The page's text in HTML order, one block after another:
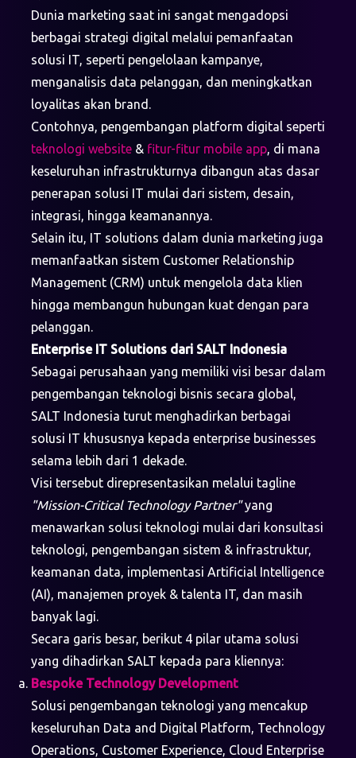
Dunia marketing saat ini sangat mengadopsi
berbagai strategi digital melalui pemanfaatan
solusi IT, seperti pengelolaan kampanye,
menganalisis data pelanggan, dan meningkatkan
loyalitas akan brand.
Contohnya, pengembangan platform digital seperti
teknologi website& fitur-fitur mobile app, di mana
keseluruhan infrastrukturnya dibangun atas dasar
penerapan solusi IT mulai dari sistem, desain,
integrasi, hingga keamanannya.
Selain itu, IT solutions dalam dunia marketing juga
memanfaatkan sistem Customer Relationship
Management (CRM) untuk mengelola data klien
hingga membangun hubungan kuat dengan para
pelanggan.
Enterprise IT Solutions dari SALT Indonesia
Sebagai perusahaan yang memiliki visi besar dalam
pengembangan teknologi bisnis secara global,
SALT Indonesia turut menghadirkan berbagai
solusi IT khususnya kepada enterprise businesses
selama lebih dari 1 dekade.
Visi tersebut direpresentasikan melalui tagline
"Mission-Critical Technology Partner"yang
menawarkan solusi teknologi mulai dari konsultasi
teknologi, pengembangan sistem & infrastruktur,
keamanan data, implementasi Artificial Intelligence
(AI), manajemen proyek & talenta IT, dan masih
banyak lagi.
Secara garis besar, berikut 4 pilar utama solusi
yang dihadirkan SALT kepada para kliennya:
Bespoke Technology Development
Solusi pengembangan teknologi yang mencakup
keseluruhan Data and Digital Platform, Technology
Operations, Customer Experience, Cloud Enterprise